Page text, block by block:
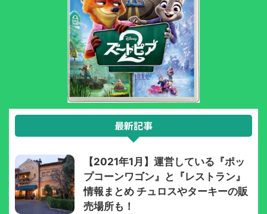
最新記事
【2021年1月】運営している『ポッ
プコーンワゴン』と『レストラン』
情報まとめ チュロスやターキーの販
売場所も！